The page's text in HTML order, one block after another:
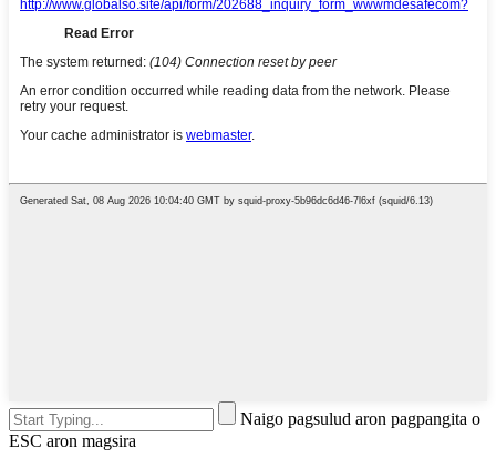
Naigo pagsulud aron pagpangita o
ESC aron magsira